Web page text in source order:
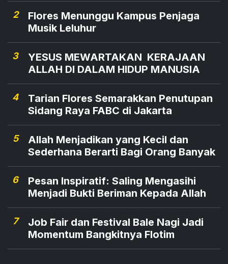
2
Flores Menunggu Kampus Penjaga
Musik Leluhur
3
YESUS MEWARTAKAN KERAJAAN
ALLAH DI DALAM HIDUP MANUSIA
4
Tarian Flores Semarakkan Penutupan
Sidang Raya FABC di Jakarta
5
Allah Menjadikan yang Kecil dan
Sederhana Berarti Bagi Orang Banyak
6
Pesan Inspiratif: Saling Mengasihi
Menjadi Bukti Beriman Kepada Allah
7
Job Fair dan Festival Bale Nagi Jadi
Momentum Bangkitnya Flotim